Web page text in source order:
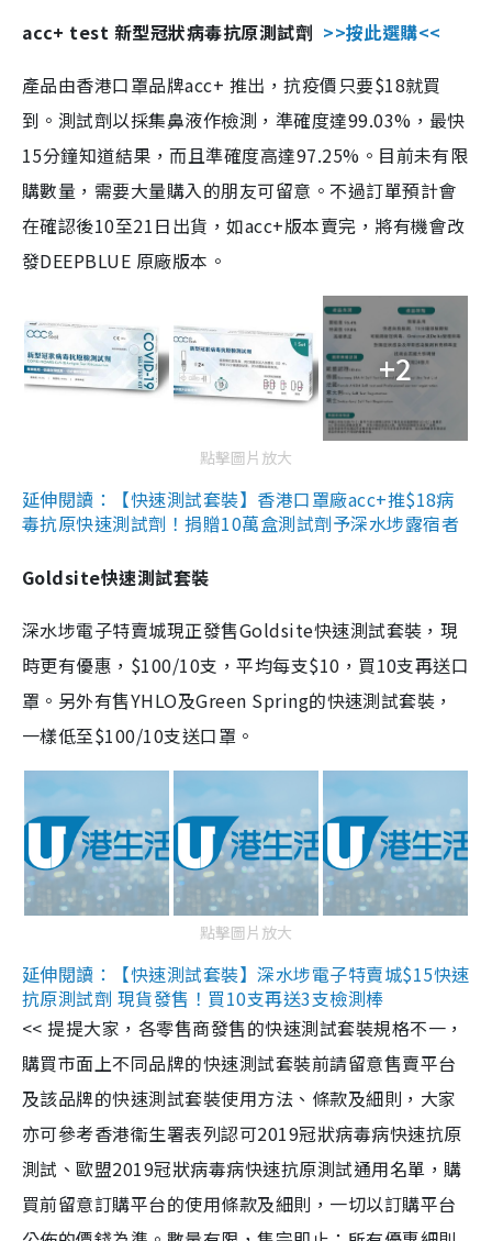
acc+ test 新型冠狀病毒抗原測試劑 >>按此選購<<
產品由香港口罩品牌acc+ 推出，抗疫價只要$18就買
到。測試劑以採集鼻液作檢測，準確度達99.03%，最快
15分鐘知道結果，而且準確度高達97.25%。目前未有限
購數量，需要大量購入的朋友可留意。不過訂單預計會
在確認後10至21日出貨，如acc+版本賣完，將有機會改
發DEEPBLUE 原廠版本。
+2
點擊圖片放大
延伸閱讀：【快速測試套裝】香港口罩廠acc+推$18病
毒抗原快速測試劑！捐贈10萬盒測試劑予深水埗露宿者
Goldsite快速測試套裝
深水埗電子特賣城現正發售Goldsite快速測試套裝，現
時更有優惠，$100/10支，平均每支$10，買10支再送口
罩。另外有售YHLO及Green Spring的快速測試套裝，
一樣低至$100/10支送口罩。
點擊圖片放大
延伸閱讀：【快速測試套裝】深水埗電子特賣城$15快速
抗原測試劑 現貨發售！買10支再送3支檢測棒
<< 提提大家，各零售商發售的快速測試套裝規格不一，
購買市面上不同品牌的快速測試套裝前請留意售賣平台
及該品牌的快速測試套裝使用方法、條款及細則，大家
亦可參考香港衞生署表列認可2019冠狀病毒病快速抗原
測試、歐盟2019冠狀病毒病快速抗原測試通用名單，購
買前留意訂購平台的使用條款及細則，一切以訂購平台